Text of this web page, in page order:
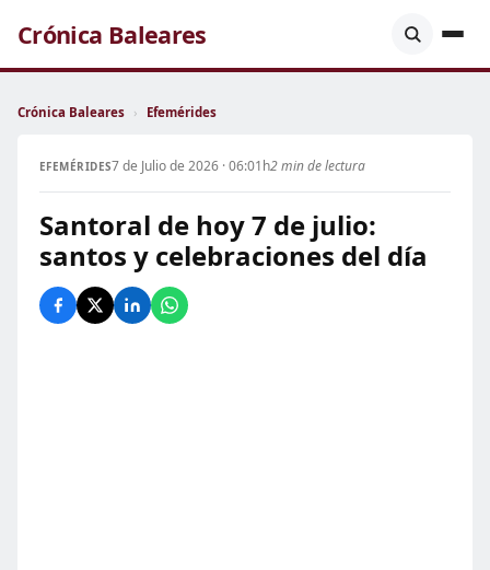
Crónica Baleares
Crónica Baleares › Efemérides
EFEMÉRIDES7 de Julio de 2026 · 06:01h2 min de lectura
Santoral de hoy 7 de julio:
santos y celebraciones del día